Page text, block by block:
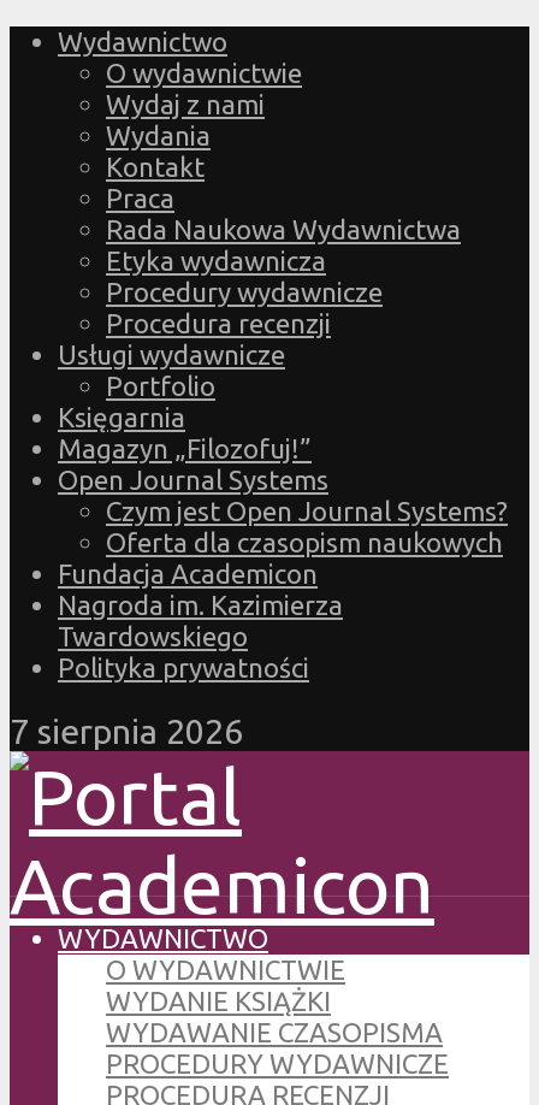
Wydawnictwo
O wydawnictwie
Wydaj z nami
Wydania
Kontakt
Praca
Rada Naukowa Wydawnictwa
Etyka wydawnicza
Procedury wydawnicze
Procedura recenzji
Usługi wydawnicze
Portfolio
Księgarnia
Magazyn „Filozofuj!”
Open Journal Systems
Czym jest Open Journal Systems?
Oferta dla czasopism naukowych
Fundacja Academicon
Nagroda im. Kazimierza
Twardowskiego
Polityka prywatności
7 sierpnia 2026
WYDAWNICTWO
O WYDAWNICTWIE
WYDANIE KSIĄŻKI
WYDAWANIE CZASOPISMA
PROCEDURY WYDAWNICZE
PROCEDURA RECENZJI